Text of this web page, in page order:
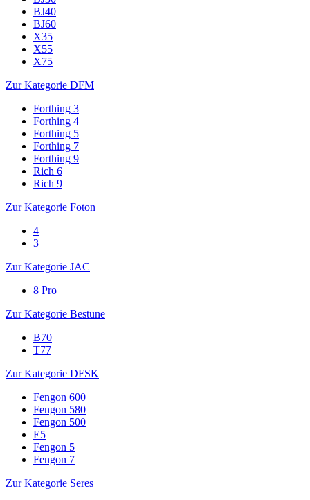
BJ40
BJ60
X35
X55
X75
Zur Kategorie DFM
Forthing 3
Forthing 4
Forthing 5
Forthing 7
Forthing 9
Rich 6
Rich 9
Zur Kategorie Foton
4
3
Zur Kategorie JAC
8 Pro
Zur Kategorie Bestune
B70
T77
Zur Kategorie DFSK
Fengon 600
Fengon 580
Fengon 500
E5
Fengon 5
Fengon 7
Zur Kategorie Seres